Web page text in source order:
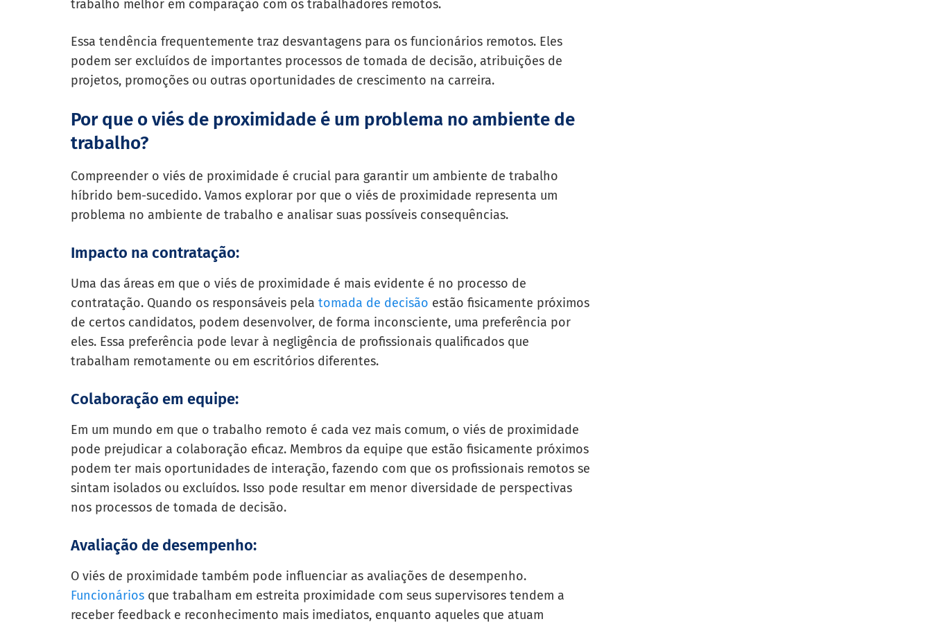
trabalho melhor em comparação com os trabalhadores remotos.
Essa tendência frequentemente traz desvantagens para os funcionários remotos. Eles
podem ser excluídos de importantes processos de tomada de decisão, atribuições de
projetos, promoções ou outras oportunidades de crescimento na carreira.
Por que o viés de proximidade é um problema no ambiente de
trabalho?
Compreender o viés de proximidade é crucial para garantir um ambiente de trabalho
híbrido bem-sucedido. Vamos explorar por que o viés de proximidade representa um
problema no ambiente de trabalho e analisar suas possíveis consequências.
Impacto na contratação:
Uma das áreas em que o viés de proximidade é mais evidente é no processo de
contratação. Quando os responsáveis pela tomada de decisão estão fisicamente próximos
de certos candidatos, podem desenvolver, de forma inconsciente, uma preferência por
eles. Essa preferência pode levar à negligência de profissionais qualificados que
trabalham remotamente ou em escritórios diferentes.
Colaboração em equipe:
Em um mundo em que o trabalho remoto é cada vez mais comum, o viés de proximidade
pode prejudicar a colaboração eficaz. Membros da equipe que estão fisicamente próximos
podem ter mais oportunidades de interação, fazendo com que os profissionais remotos se
sintam isolados ou excluídos. Isso pode resultar em menor diversidade de perspectivas
nos processos de tomada de decisão.
Avaliação de desempenho:
O viés de proximidade também pode influenciar as avaliações de desempenho.
Funcionários que trabalham em estreita proximidade com seus supervisores tendem a
receber feedback e reconhecimento mais imediatos, enquanto aqueles que atuam